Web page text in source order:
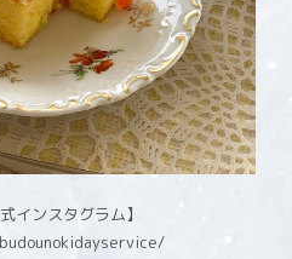
インスタグラム】